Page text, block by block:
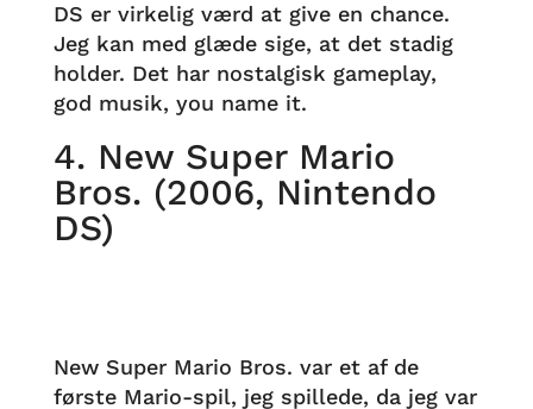
DS er virkelig værd at give en chance.
Jeg kan med glæde sige, at det stadig
holder. Det har nostalgisk gameplay,
god musik, you name it.
4. New Super Mario
Bros. (2006, Nintendo
DS)
New Super Mario Bros. var et af de
første Mario-spil, jeg spillede, da jeg var